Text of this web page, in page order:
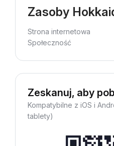
Zasoby
Strona internetowa
Społeczność
Zeskanuj, aby
Kompatybilne z iOS i
tablety)